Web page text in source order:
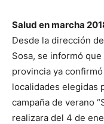
Salud en marcha
Desde la dirección
Sosa, se informó
provincia ya
localidades elegidas
campaña de verano
realizara del 4 de